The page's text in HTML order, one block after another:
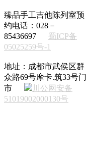
臻品手工吉他陈列室预
约电话：028－
85436697 蜀ICP备
05025259号-1
地址：成都市武侯区群
众路69号摩卡.筑33号门
市
川公网安备
51019002000130号